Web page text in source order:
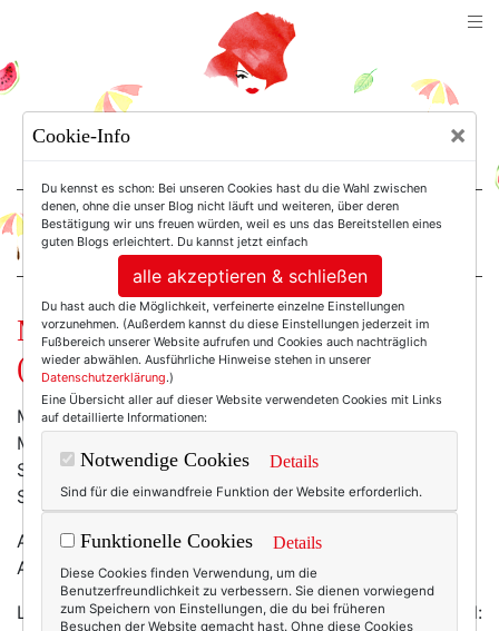
For Women. Not Girls.
Mode am Mittwoch: Bon Voyage!
(Aber sowas von!)
München und ich sind bekanntermaßen keine Freunde.
Mir ist die Stadt einfach zu bussibussi, zu chichi. Die
Straßen sind mir sauber, die Frauen zu blondiert, die
Stimmung zu pseudo-trachtig und gediegen.
Aber in letzter Zeit macht es München meiner
Abneigung wahrlich nicht leicht.
Letzte Woche zum Beispiel. Erst war alles ganz normal:
Cookie-Info ×
Du kennst es schon: Bei unseren Cookies hast du die Wahl zwischen
denen, ohne die unser Blog nicht läuft und weiteren, über deren
Bestätigung wir uns freuen würden, weil es uns das Bereitstellen eines
guten Blogs erleichtert. Du kannst jetzt einfach
alle akzeptieren & schließen
Du hast auch die Möglichkeit, verfeinerte einzelne Einstellungen
vorzunehmen. (Außerdem kannst du diese Einstellungen jederzeit im
Fußbereich unserer Website aufrufen und Cookies auch nachträglich
wieder abwählen. Ausführliche Hinweise stehen in unserer
Datenschutzerklärung.)
Eine Übersicht aller auf dieser Website verwendeten Cookies mit Links
auf detaillierte Informationen:
Notwendige Cookies Details
Sind für die einwandfreie Funktion der Website erforderlich.
Funktionelle Cookies Details
Diese Cookies finden Verwendung, um die
Benutzerfreundlichkeit zu verbessern. Sie dienen vorwiegend
zum Speichern von Einstellungen, die du bei früheren
Besuchen der Website gemacht hast. Ohne diese Cookies